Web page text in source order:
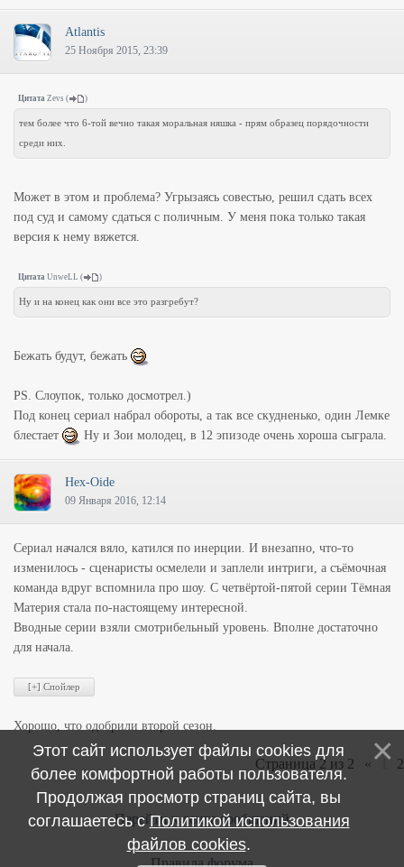
Atlantis
25 Ноября 2015, 23:39
Цитата Zevs ( )
тем более что 6-той вечно такая моральная няшка - прям образец порядочности
среди них.
Может в этом и проблема? Угрызаясь совестью, решил сдать всех
под суд и самому сдаться с поличным. У меня пока только такая
версия к нему вяжется.
Цитата UnweLL ( )
Ну и на конец как они все это разгребут?
Бежать будут, бежать
PS. Слоупок, только досмотрел.)
Под конец сериал набрал обороты, а так все скудненько, один Лемке
блестает
Ну и Зои молодец, в 12 эпизоде очень хороша сыграла.
Hex-Oide
09 Января 2016, 12:14
Сериал начался вяло, катился по инерции. И внезапно, что-то
изменилось - сценаристы осмелели и заплели интриги, а съёмочная
команда вдруг вспомнила про шоу. С четвёртой-пятой серии Тёмная
Материя стала по-настоящему интересной.
Вводные серии взяли смотрибельный уровень. Вполне достаточно
для начала.
Хорошо, что одобрили второй сезон.
Страница2 из 2 « 2
Перейти к ленте сообщений
Правила форума
Этот сайт использует файлы cookies для
более комфортной работы пользователя.
Продолжая просмотр страниц сайта, вы
соглашаетесь сПолитикой использования
файлов cookies.